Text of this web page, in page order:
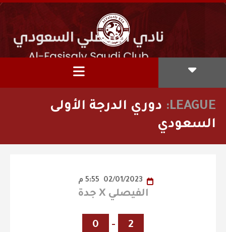
LEAGUE:
دوري الدرجة الأولى
السعودي
الفيصلي X جدة
2
-
0